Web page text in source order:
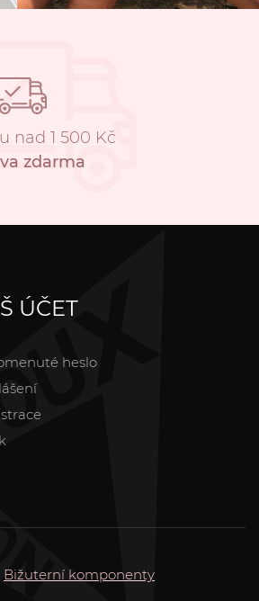
nad 1 500 Kč
zdarma
ÚČET
heslo
Bižuterní komponenty